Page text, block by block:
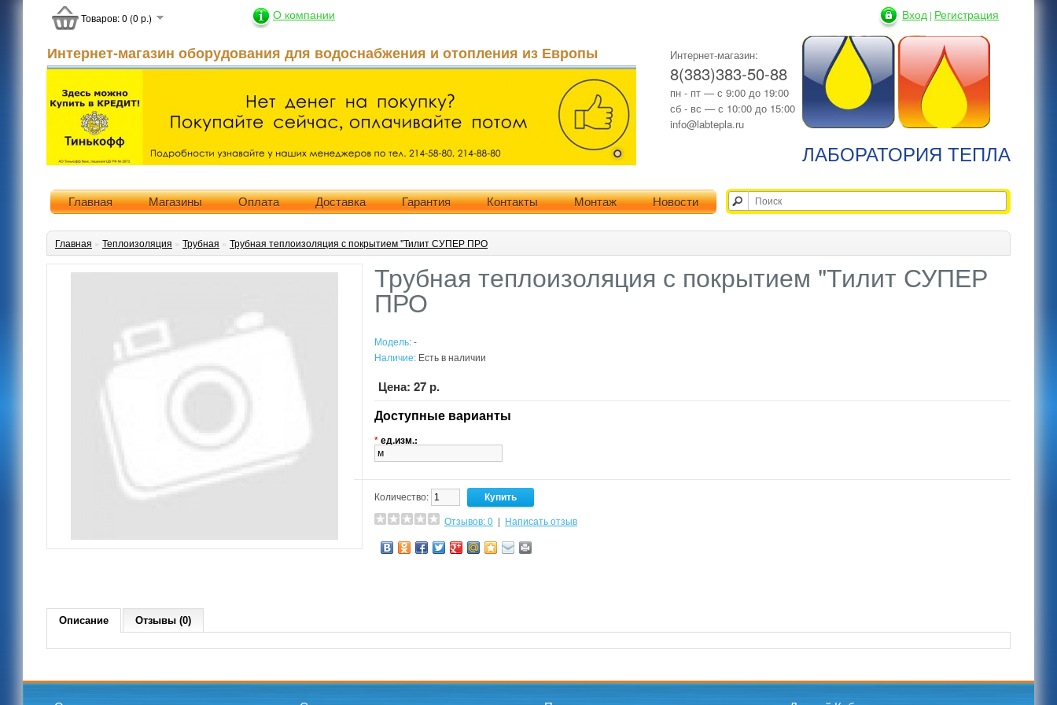
ЛАБОРАТОРИЯ ТЕПЛА
Интернет-магазин:
8(383)383-50-88
пн - пт — с 9:00 до 19:00
сб - вс — с 10:00 до 15:00
info@labtepla.ru
О компании
Интернет-магазин оборудования для водоснабжения и отопления из Европы
Товаров: 0 (0 р.) Вход | Регистрация
Главная Магазины Оплата Доставка Гарантия Контакты Монтаж Новости
Главная » Теплоизоляция » Трубная » Трубная теплоизоляция с покрытием "Тилит СУПЕР ПРО
Трубная теплоизоляция с покрытием "Тилит СУПЕР
ПРО
Модель:-
Наличие: Есть в наличии
Цена: 27 р.
Доступные варианты
*ед.изм.:
Количество:
Отзывов: 0 | Написать отзыв
Описание Отзывы (0)